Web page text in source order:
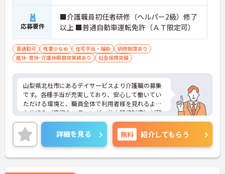
応募要件
■介護職員初任者研修（ヘルパー2級）修了
以上 ■普通自動車運転免許（ＡＴ限定可）
車通勤可 残業少なめ 住宅手当・補助
研修制度あり
産休･育休･介護休暇取得実績あり
社会保険完備
山梨県北杜市にあるデイサービスより介護職の募集
です。各種手当が充実しており、安心して働いてい
ただける環境と、職員全体で利用者様を見れるよう
な仕組み（定期ミーティング・社内研修制度）が整
っている働きやすい職場です。充実した社内研修制
度がありますので介護の知識のほかにもビジネスマ
ナー等、多岐にわたるスキルアップが目指せる環境
です。ご興味のある方は面接ポイントなどをお伝え
しますので、お気軽にお問い合わせください。
詳細を見る 無料 紹介してもらう